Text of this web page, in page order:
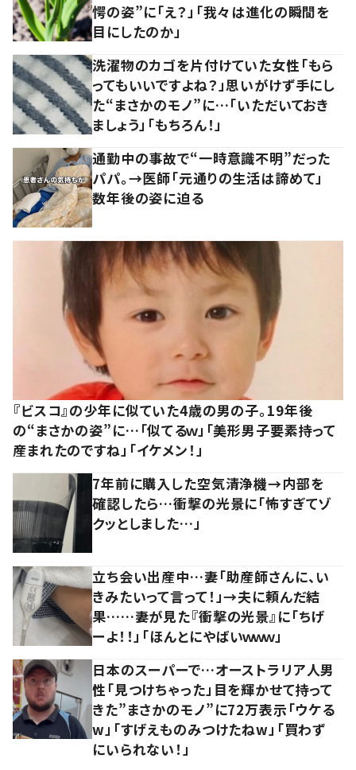
愕の姿”に「え？」「我々は進化の瞬間を
目にしたのか」
洗濯物のカゴを片付けていた女性「もら
ってもいいですよね？」思いがけず手にし
た“まさかのモノ”に…「いただいておき
ましょう」「もちろん！」
通勤中の事故で“一時意識不明”だった
パパ。→医師「元通りの生活は諦めて」
数年後の姿に迫る
『ビスコ』の少年に似ていた4歳の男の子。19年後
の“まさかの姿”に…「似てるｗ」「美形男子要素持って
産まれたのですね」「イケメン！」
7年前に購入した空気清浄機→内部を
確認したら…衝撃の光景に「怖すぎてゾ
クッとしました…」
立ち会い出産中…妻「助産師さんに、い
きみたいって言って！」→夫に頼んだ結
果……妻が見た『衝撃の光景』に「ちげ
ーよ！！」「ほんとにやばいｗｗｗ」
日本のスーパーで…オーストラリア人男
性「見つけちゃった」目を輝かせて持って
きた”まさかのモノ”に72万表示「ウケる
w」「すげえものみつけたねw」「買わず
にいられない！」